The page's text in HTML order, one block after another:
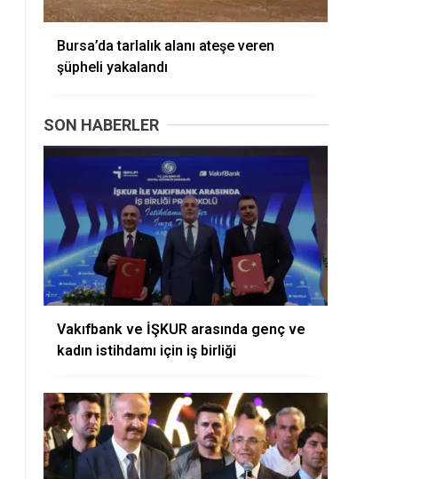
Bursa’da tarlalık alanı ateşe veren
şüpheli yakalandı
SON HABERLER
Vakıfbank ve İŞKUR arasında genç ve
kadın istihdamı için iş birliği